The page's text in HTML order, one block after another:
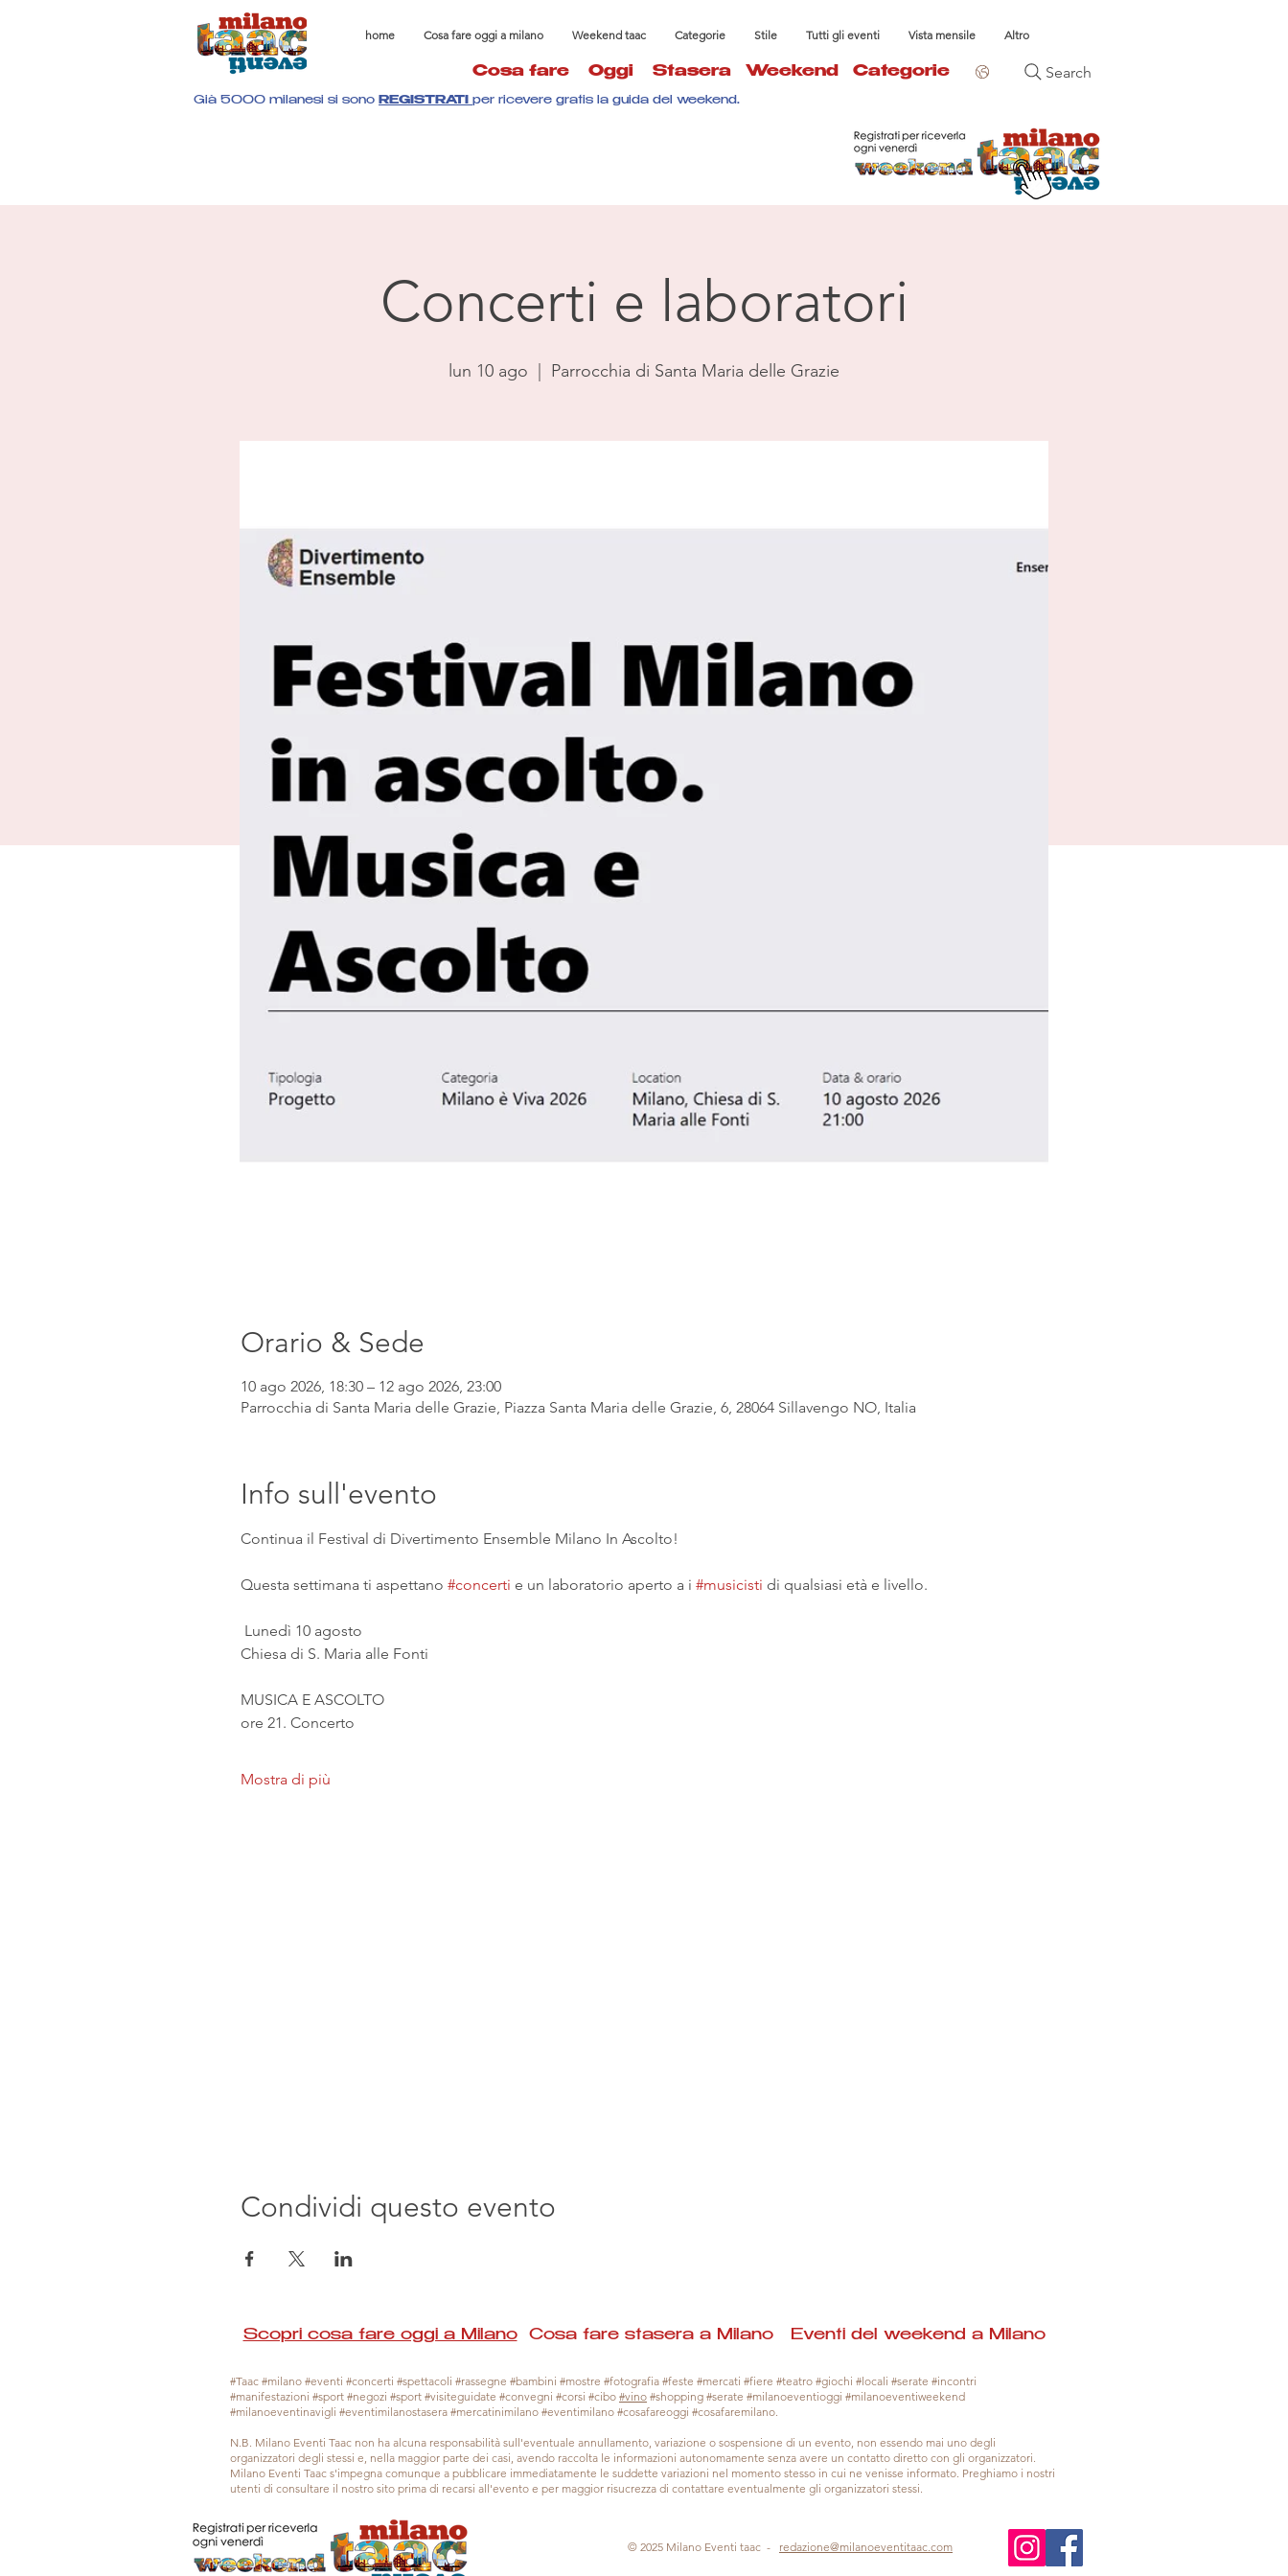
home Cosa fare oggi a milano Weekend taac Categorie Stile Tutti gli eventi Vista mensile Altro
Cosa fare Oggi Stasera Weekend Categorie Search
Già 5000 milanesi si sono REGISTRATI per ricevere gratis la guida del weekend.
Concerti e laboratori
lun 10 ago Parrocchia di Santa Maria delle Grazie
Orario & Sede
10 ago 2026, 18:30 – 12 ago 2026, 23:00
Parrocchia di Santa Maria delle Grazie, Piazza Santa Maria delle Grazie, 6, 28064 Sillavengo NO, Italia
Info sull'evento
Continua il Festival di Divertimento Ensemble Milano In Ascolto!
Questa settimana ti aspettano #concerti e un laboratorio aperto a i #musicisti di qualsiasi età e livello.
Lunedì 10 agosto
Chiesa di S. Maria alle Fonti
MUSICA E ASCOLTO
ore 21. Concerto
Mostra di più
Condividi questo evento
Scopri cosa fare oggi a MilanoCosa fare stasera a Milano Eventi del weekend a Milano
#Taac #milano #eventi #concerti #spettacoli #rassegne #bambini #mostre #fotografia #feste #mercati #fiere #teatro #giochi #locali #serate #incontri
#manifestazioni #sport #negozi #sport #visiteguidate #convegni #corsi #cibo #vino #shopping #serate #milanoeventioggi #milanoeventiweekend
#milanoeventinavigli #eventimilanostasera #mercatinimilano #eventimilano #cosafareoggi #cosafaremilano.
N.B. Milano Eventi Taac non ha alcuna responsabilità sull'eventuale annullamento, variazione o sospensione di un evento, non essendo mai uno degli
organizzatori degli stessi e, nella maggior parte dei casi, avendo raccolta le informazioni autonomamente senza avere un contatto diretto con gli organizzatori.
Milano Eventi Taac s'impegna comunque a pubblicare immediatamente le suddette variazioni nel momento stesso in cui ne venisse informato. Preghiamo i nostri
utenti di consultare il nostro sito prima di recarsi all'evento e per maggior risucrezza di contattare eventualmente gli organizzatori stessi.
© 2025 Milano Eventi taac - redazione@milanoeventitaac.com